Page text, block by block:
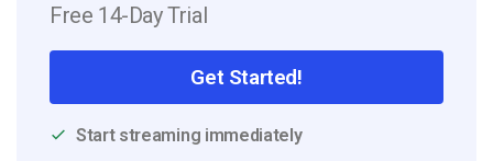
Free 14-Day Trial
Get Started!
Start streaming immediately